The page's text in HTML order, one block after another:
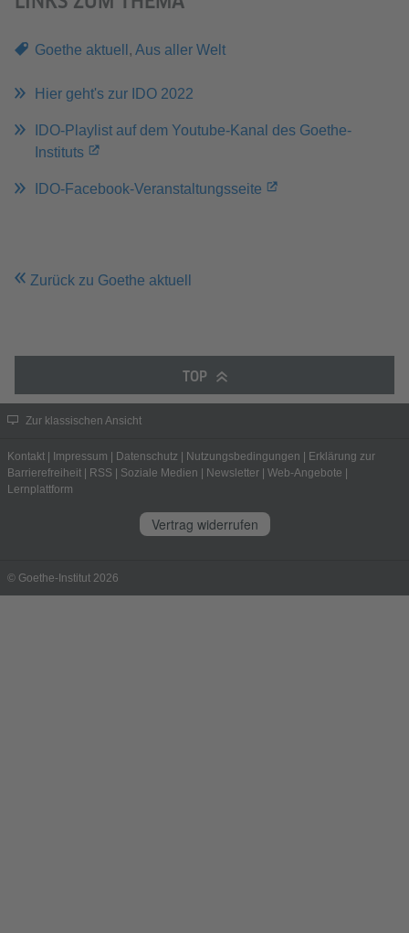
Goethe aktuell , Aus aller Welt
Hier geht's zur IDO 2022
IDO-Playlist auf dem Youtube-Kanal des Goethe-
Instituts
IDO-Facebook-Veranstaltungsseite
Zurück zu Goethe aktuell
TOP
Zur klassischen Ansicht
Kontakt Impressum Datenschutz Nutzungsbedingungen
Erklärung zur
Barrierefreiheit
RSS Soziale Medien Newsletter Web-Angebote
Lernplattform
Vertrag widerrufen
© Goethe-Institut 2026